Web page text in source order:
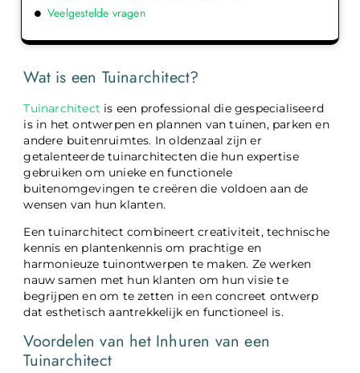
Wat is een Tuinarchitect?
Tuinarchitect is een professional die gespecialiseerd
is in het ontwerpen en plannen van tuinen, parken en
andere buitenruimtes. In oldenzaal zijn er
getalenteerde tuinarchitecten die hun expertise
gebruiken om unieke en functionele
buitenomgevingen te creëren die voldoen aan de
wensen van hun klanten.
Een tuinarchitect combineert creativiteit, technische
kennis en plantenkennis om prachtige en
harmonieuze tuinontwerpen te maken. Ze werken
nauw samen met hun klanten om hun visie te
begrijpen en om te zetten in een concreet ontwerp
dat esthetisch aantrekkelijk en functioneel is.
Voordelen van het Inhuren van een
Tuinarchitect
Veelgestelde vragen